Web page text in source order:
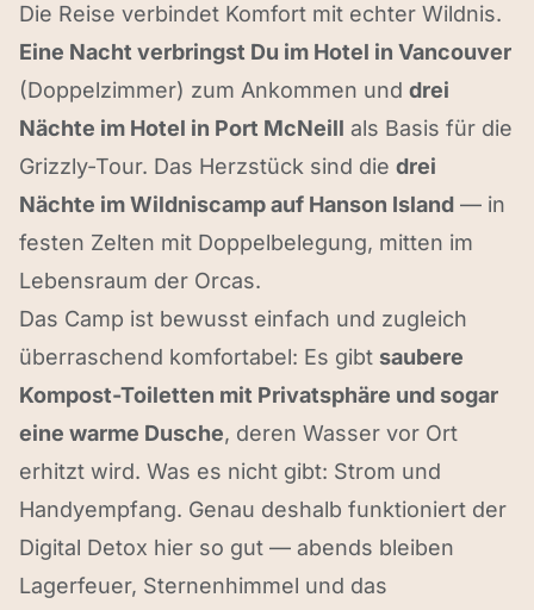
Die Reise verbindet Komfort mit echter Wildnis.
Eine Nacht verbringst Du im Hotel in Vancouver
(Doppelzimmer) zum Ankommen und drei
Nächte im Hotel in Port McNeill als Basis für die
Grizzly-Tour. Das Herzstück sind die drei
Nächte im Wildniscamp auf Hanson Island — in
festen Zelten mit Doppelbelegung, mitten im
Lebensraum der Orcas.
Das Camp ist bewusst einfach und zugleich
überraschend komfortabel: Es gibt saubere
Kompost-Toiletten mit Privatsphäre und sogar
eine warme Dusche, deren Wasser vor Ort
erhitzt wird. Was es nicht gibt: Strom und
Handyempfang. Genau deshalb funktioniert der
Digital Detox hier so gut — abends bleiben
Lagerfeuer, Sternenhimmel und das